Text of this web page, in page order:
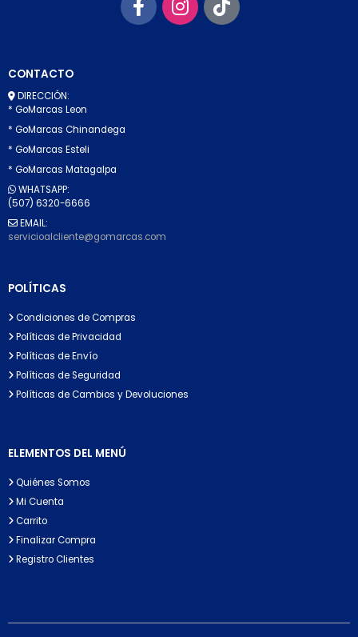
CONTACTO
DIRECCIÓN:
* GoMarcas Leon
* GoMarcas Chinandega
* GoMarcas Esteli
* GoMarcas Matagalpa
WHATSAPP:
(507) 6320-6666
EMAIL:
servicioalcliente@gomarcas.com
POLÍTICAS
Condiciones de Compras
Políticas de Privacidad
Políticas de Envío
Políticas de Seguridad
Políticas de Cambios y Devoluciones
ELEMENTOS DEL MENÚ
Quiénes Somos
Mi Cuenta
Carrito
Finalizar Compra
Registro Clientes